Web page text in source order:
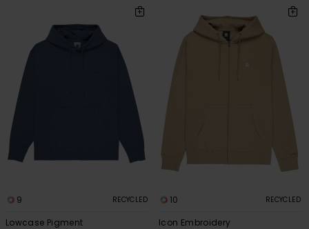
9 RECYCLED
Lowcase Pigment
10 RECYCLED
Icon Embroidery